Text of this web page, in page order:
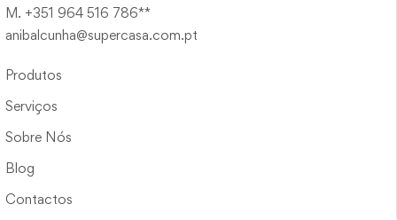
M. +351 964 516 786**
anibalcunha@supercasa.com.pt
Produtos
Serviços
Sobre Nós
Blog
Contactos